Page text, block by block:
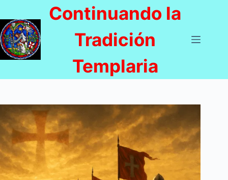
al
contenido
Continuando la
Tradición
Templaria